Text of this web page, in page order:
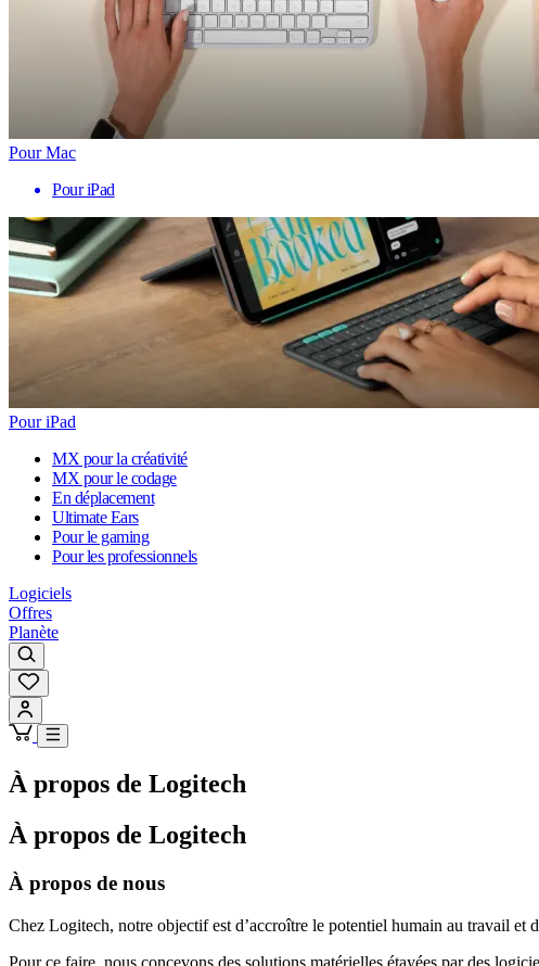
Pour Mac
Pour iPad
Pour iPad
MX pour la créativité
MX pour le codage
En déplacement
Ultimate Ears
Pour le gaming
Pour les professionnels
Logiciels
Offres
Planète
À propos de Logitech
À propos de Logitech
À propos de nous
Chez Logitech, notre objectif est d’accroître le potentiel humain au travail et
Pour ce faire, nous concevons des solutions matérielles étayées par des